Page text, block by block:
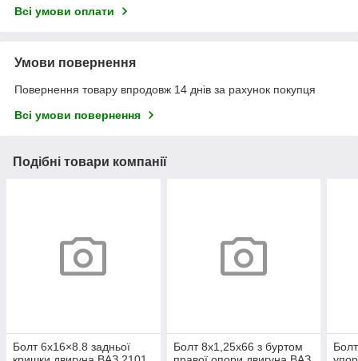
Всі умови оплати
Умови повернення
Повернення товару впродовж 14 днів за рахунок покупця
Всі умови повернення
Подібні товари компанії
Болт 6х16×8.8 задньої
Болт 8х1,25х66 з буртом